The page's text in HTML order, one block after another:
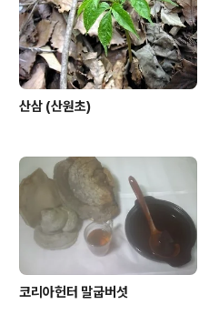
산삼 (산원초)
코리아헌터 말굽버섯